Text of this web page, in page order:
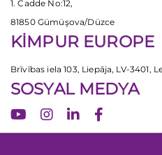
1. Cadde No:12,
81850 Gümüşova/Düzce
KİMPUR EUROPE
Brīvības iela 103, Liepāja, LV-3401,
SOSYAL MEDYA